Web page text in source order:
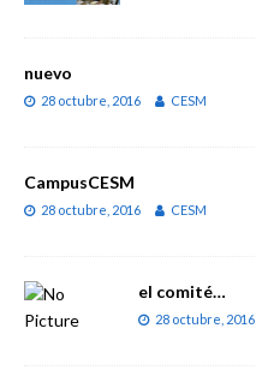
nuevo
28 octubre, 2016 CESM
CampusCESM
28 octubre, 2016 CESM
el comité…
28 octubre, 2016